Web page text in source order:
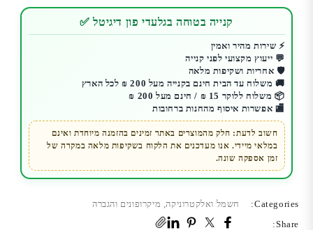
מיקרופון
אלחוטי
מקצועי
דגם
K60
לחיבור
לאייפון
קנייה בטוחה בגלעדי פון דיגיטל ✅
⚡ שירות מהיר ואמין
💬 ייעוץ מקצועי לפני קנייה
🛡️ אחריות ושקיפות מלאה
🚚 משלוח עד הבית חינם בקנייה מעל 200 ₪ לכל הארץ
📦 משלוח ללוקר 15 ₪ / חינם מעל 200 ₪
🏬 אפשרות איסוף מהחנות ברחובות
חשוב לדעת: חלק מהמוצרים באתר זמינים בהזמנה מיוחדת ואינם
במלאי מיידי. אנו מעדכנים את הלקוח בשקיפות מלאה במקרה של
זמן אספקה שונה.
Categories: חשמל ואלקטרוניקה, מיקרופונים והגברה
Share: